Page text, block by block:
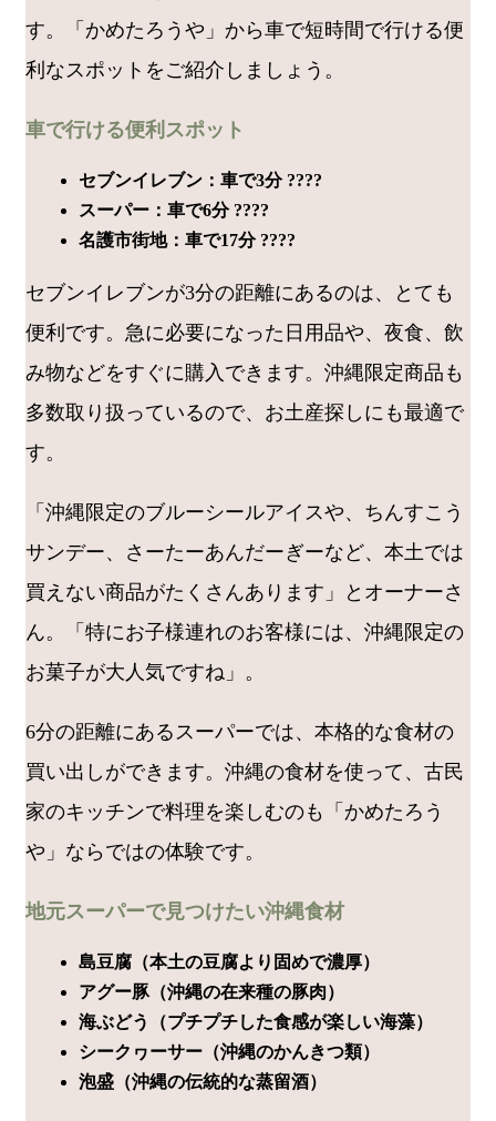
す。「かめたろうや」から車で短時間で行ける便
利なスポットをご紹介しましょう。
車で行ける便利スポット
セブンイレブン：車で3分 ????
スーパー：車で6分 ????
名護市街地：車で17分 ????️
セブンイレブンが3分の距離にあるのは、とても
便利です。急に必要になった日用品や、夜食、飲
み物などをすぐに購入できます。沖縄限定商品も
多数取り扱っているので、お土産探しにも最適で
す。
「沖縄限定のブルーシールアイスや、ちんすこう
サンデー、さーたーあんだーぎーなど、本土では
買えない商品がたくさんあります」とオーナーさ
ん。「特にお子様連れのお客様には、沖縄限定の
お菓子が大人気ですね」。
6分の距離にあるスーパーでは、本格的な食材の
買い出しができます。沖縄の食材を使って、古民
家のキッチンで料理を楽しむのも「かめたろう
や」ならではの体験です。
地元スーパーで見つけたい沖縄食材
島豆腐（本土の豆腐より固めで濃厚）
アグー豚（沖縄の在来種の豚肉）
海ぶどう（プチプチした食感が楽しい海藻）
シークヮーサー（沖縄のかんきつ類）
泡盛（沖縄の伝統的な蒸留酒）